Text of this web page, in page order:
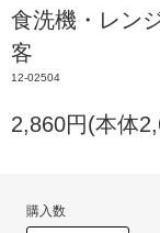
食洗機・レン
客
12-02504
2,860円(本体
購入数